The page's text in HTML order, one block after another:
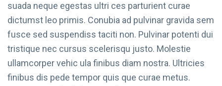
suada neque egestas ultri ces parturient curae
dictumst leo primis. Conubia ad pulvinar gravida sem
fusce sed suspendiss taciti non. Pulvinar potenti dui
tristique nec cursus scelerisqu justo. Molestie
ullamcorper vehic ula finibus diam nostra. Ultricies
finibus dis pede tempor quis que curae metus.